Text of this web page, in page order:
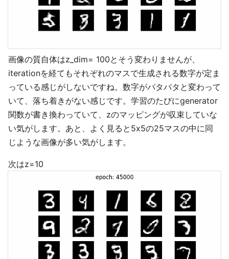
画像の質自体はz_dim= 100とそう変わりませんが、
iterationを経てもそれぞれのマスで生成される数字が定ま
っている感じがしないですね。数字がパタパタと変わって
いて、落ち着きがない感じです。学習のたびにgenerator
関数が書き換わっていて、zのマッピングが収束していな
い気がします。あと、よく見ると5x5の25マスの中に同
じような画像が多い気がします。
次はz=10